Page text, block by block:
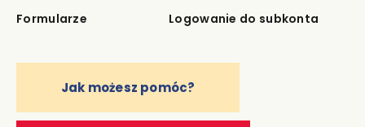
Formularze Logowanie do subkonta
Jak możesz pomóc?